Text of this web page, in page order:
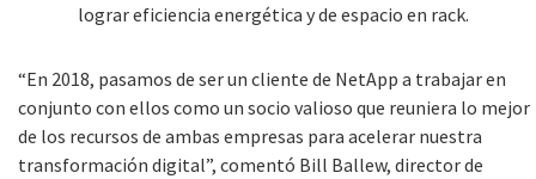
lograr eficiencia energética y de espacio en rack.
“En 2018, pasamos de ser un cliente de NetApp a trabajar en
conjunto con ellos como un socio valioso que reuniera lo mejor
de los recursos de ambas empresas para acelerar nuestra
transformación digital”, comentó Bill Ballew, director de